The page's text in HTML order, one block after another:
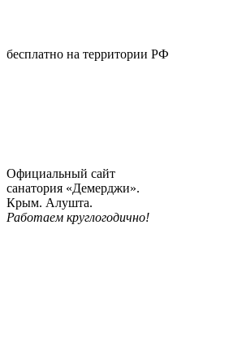
бесплатно на территории РФ
Официальный сайт
санатория «Демерджи».
Крым. Алушта.
Работаем круглогодично!